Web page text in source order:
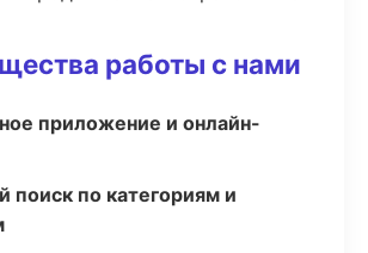
работы с нами
приложение и онлайн-
поиск по категориям и